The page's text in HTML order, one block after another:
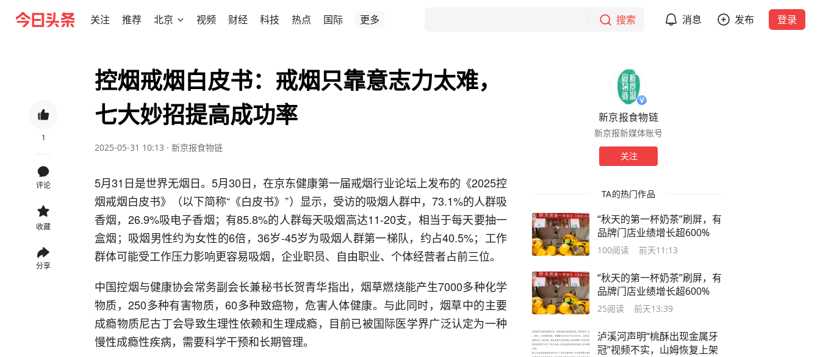
关注 推荐 北京 视频 财经 科技 热点 国际 更多 搜索 消息 发布 登录
1
评论
收藏
分享
控烟戒烟白皮书：戒烟只靠意志力太难，
七大妙招提高成功率
2025-05-31 10:13 · 新京报食物链
5月31日是世界无烟日。5月30日，在京东健康第一届戒烟行业论坛上发布的《2025控
烟戒烟白皮书》（以下简称“《白皮书》”）显示，受访的吸烟人群中，73.1%的人群吸
香烟，26.9%吸电子香烟；有85.8%的人群每天吸烟高达11-20支，相当于每天要抽一
盒烟；吸烟男性约为女性的6倍，36岁-45岁为吸烟人群第一梯队，约占40.5%；工作
群体可能受工作压力影响更容易吸烟，企业职员、自由职业、个体经营者占前三位。
中国控烟与健康协会常务副会长兼秘书长贺青华指出，烟草燃烧能产生7000多种化学
物质，250多种有害物质，60多种致癌物，危害人体健康。与此同时，烟草中的主要
成瘾物质尼古丁会导致生理性依赖和生理成瘾，目前已被国际医学界广泛认定为一种
慢性成瘾性疾病，需要科学干预和长期管理。
新京报食物链
新京报新媒体账号
关注
TA的热门作品
“秋天的第一杯奶茶”刷屏，有
品牌门店业绩增长超600%
100阅读 前天11:13
“秋天的第一杯奶茶”刷屏，有
品牌门店业绩增长超600%
25阅读 前天13:39
泸溪河声明“桃酥出现金属牙
冠”视频不实，山姆恢复上架